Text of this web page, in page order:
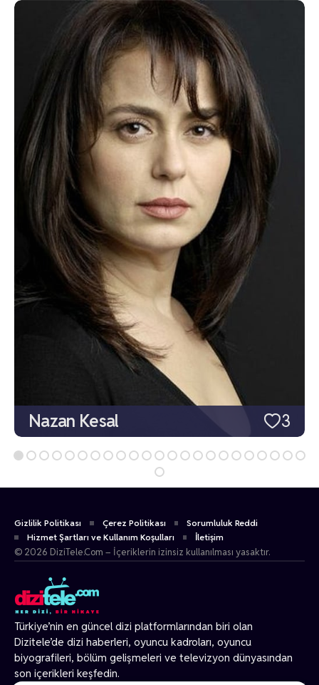
3
Nazan Kesal
Türkiye’nin en güncel dizi platformlarından biri olan
Dizitele’de dizi haberleri, oyuncu kadroları, oyuncu
biyografileri, bölüm gelişmeleri ve televizyon dünyasından
son içerikleri keşfedin.
Gizlilik Politikası Çerez Politikası
Sorumluluk Reddi
Hizmet Şartları ve Kullanım Koşulları
İletişim
© 2026 DiziTele.Com – İçeriklerin izinsiz kullanılması yasaktır.